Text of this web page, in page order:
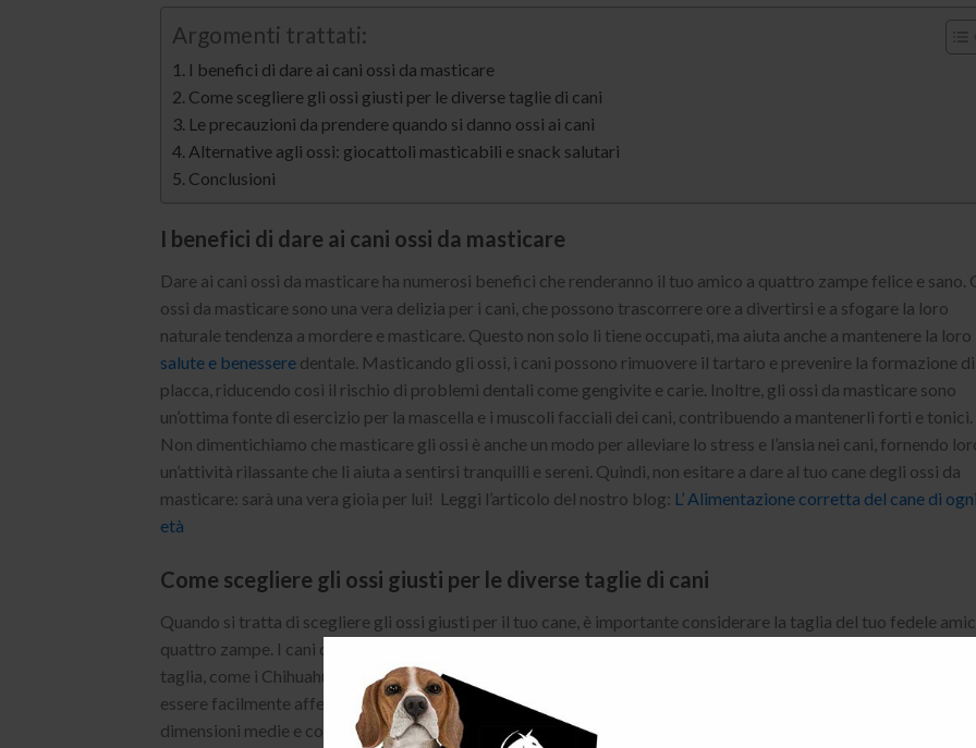
Argomenti trattati:
I benefici di dare ai cani ossi da masticare
Come scegliere gli ossi giusti per le diverse taglie di cani
Le precauzioni da prendere quando si danno ossi ai cani
Alternative agli ossi: giocattoli masticabili e snack salutari
Conclusioni
I benefici di dare ai cani ossi da masticare
Dare ai cani ossi da masticare ha numerosi benefici che renderanno il tuo amico a quattro zampe felice e sano.
ossi da masticare sono una vera delizia per i cani, che possono trascorrere ore a divertirsi e a sfogare la loro
naturale tendenza a mordere e masticare. Questo non solo li tiene occupati, ma aiuta anche a mantenere la loro
salute e benessere dentale. Masticando gli ossi, i cani possono rimuovere il tartaro e prevenire la formazione di
placca, riducendo così il rischio di problemi dentali come gengivite e carie. Inoltre, gli ossi da masticare sono
un’ottima fonte di esercizio per la mascella e i muscoli facciali dei cani, contribuendo a mantenerli forti e tonici.
Non dimentichiamo che masticare gli ossi è anche un modo per alleviare lo stress e l’ansia nei cani, fornendo
un’attività rilassante che li aiuta a sentirsi tranquilli e sereni. Quindi, non esitare a dare al tuo cane degli ossi da
masticare: sarà una vera gioia per lui! Leggi l’articolo del nostro blog: L’ Alimentazione corretta del cane di ogni
età
Come scegliere gli ossi giusti per le diverse taglie di cani
Quando si tratta di scegliere gli ossi giusti per il tuo cane, è importante considerare la taglia del tuo fedele
quattro zampe. I cani di diverse dimensioni hanno bisogni diversi quando si tratta di masticare. Per i cani di
taglia, come i Chihuahua o i Yorkshire Terrier, gli ossi più adatti sono quelli più piccoli e morbidi, che possono
essere facilmente afferrati e masticati. Per i pelosi di taglia media, come i Beagle o i Cocker Spaniel, gli ossi di
dimensioni medie e con una consistenza più dura sono una scelta migliore. Infine, per i cani di grande taglia,